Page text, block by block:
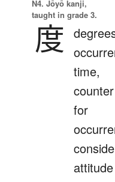
N4. Jōyō kanji,
taught in grade 3.
度
time,
counter
for
attitude